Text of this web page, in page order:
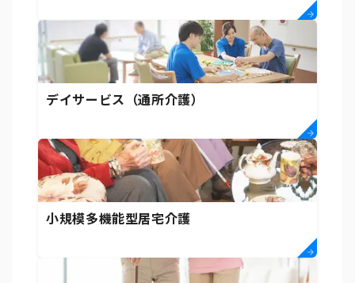
デイサービス（通所介護）
小規模多機能型居宅介護